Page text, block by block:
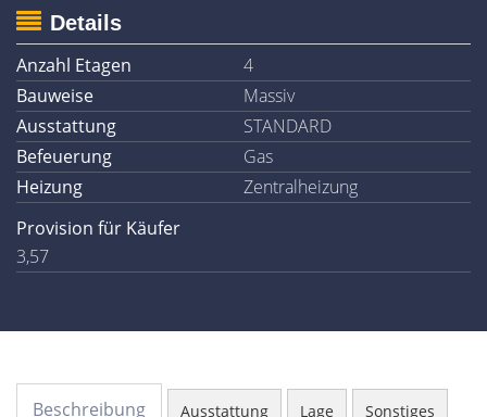
Details
Anzahl Etagen
4
Bauweise
Massiv
Ausstattung
STANDARD
Befeuerung
Gas
Heizung
Zentralheizung
Provision für Käufer
3,57
Beschreibung Ausstattung Lage Sonstiges